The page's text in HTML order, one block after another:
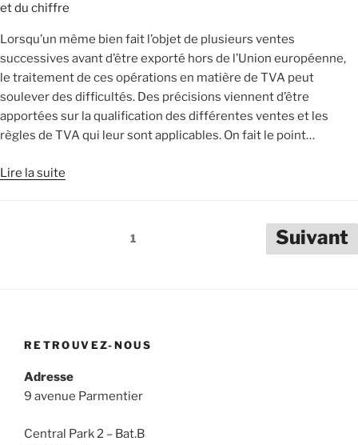
et du chiffre
Lorsqu’un même bien fait l’objet de plusieurs ventes
successives avant d’être exporté hors de l’Union européenne,
le traitement de ces opérations en matière de TVA peut
soulever des difficultés. Des précisions viennent d’être
apportées sur la qualification des différentes ventes et les
règles de TVA qui leur sont applicables. On fait le point…
Lire la suite
1 Suivant
RETROUVEZ-NOUS
Adresse
9 avenue Parmentier
Central Park 2 – Bat.B